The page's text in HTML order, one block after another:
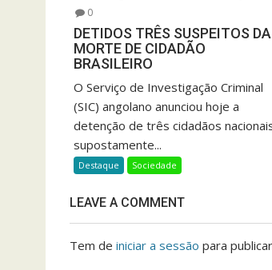
0
DETIDOS TRÊS SUSPEITOS DA
MORTE DE CIDADÃO
BRASILEIRO
O Serviço de Investigação Criminal
(SIC) angolano anunciou hoje a
detenção de três cidadãos
supostamente...
Destaque Sociedade
LEAVE A COMMENT
Tem de iniciar a sessão para